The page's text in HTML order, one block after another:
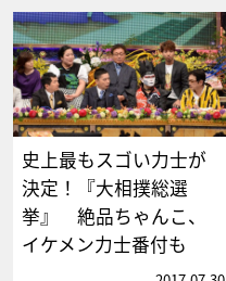
史上最もスゴい力士が
決定！『大相撲総選
挙』 絶品ちゃんこ、
イケメン力士番付も